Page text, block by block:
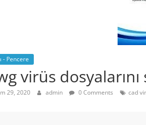
- Pencere
virüs
29, 2020 admin 0 Comments cad